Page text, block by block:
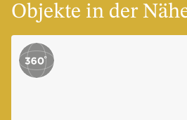
Objekte in der